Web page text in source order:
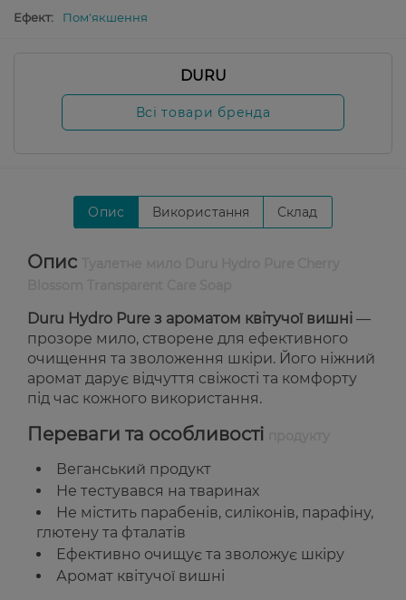
Ефект:
Пом'якшення
DURU
Всі товари бренда
Опис Використання Склад
Опис
Duru Hydro Pure з ароматом квітучої вишні —
прозоре мило, створене для ефективного
очищення та зволоження шкіри. Його ніжний
аромат дарує відчуття свіжості та комфорту
під час кожного використання.
Переваги та особливості
Веганський продукт
Не тестувався на тваринах
Не містить парабенів, силіконів, парафіну,
глютену та фталатів
Ефективно очищує та зволожує шкіру
Аромат квітучої вишні